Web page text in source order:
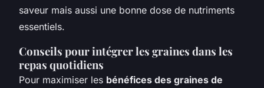
saveur mais aussi une bonne dose de nutriments
essentiels.
Conseils pour intégrer les graines dans les
repas quotidiens
Pour maximiser les bénéfices des graines de